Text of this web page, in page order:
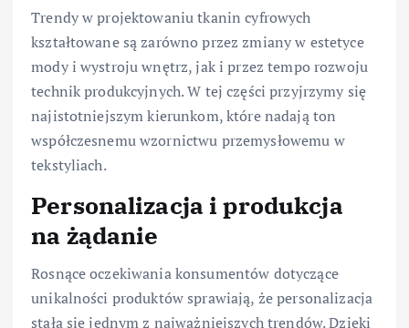
Trendy w projektowaniu tkanin cyfrowych
kształtowane są zarówno przez zmiany w estetyce
mody i wystroju wnętrz, jak i przez tempo rozwoju
technik produkcyjnych. W tej części przyjrzymy się
najistotniejszym kierunkom, które nadają ton
współczesnemu wzornictwu przemysłowemu w
tekstyliach.
Personalizacja i produkcja
na żądanie
Rosnące oczekiwania konsumentów dotyczące
unikalności produktów sprawiają, że personalizacja
stała się jednym z najważniejszych trendów. Dzięki